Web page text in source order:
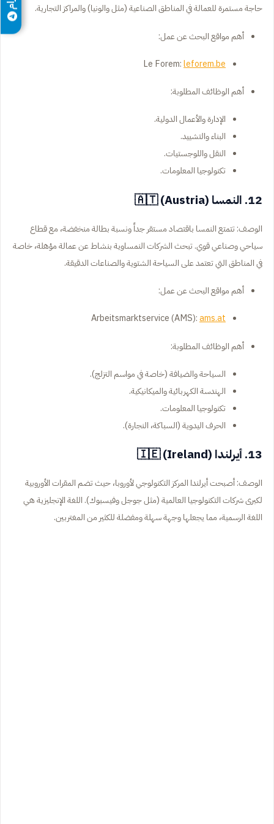
حاجة مستمرة للعمالة في المناطق الصناعية (مثل والونيا) والمراكز التجارية.
أهم مواقع البحث عن عمل:
Le Forem:leforem.be
أهم الوظائف المطلوبة:
الإدارة والأعمال الدولية.
البناء والتشييد.
النقل واللوجستيات.
تكنولوجيا المعلومات.
12. النمسا (Austria) 🇦🇹
الوصف: تتمتع النمسا باقتصاد مستقر جداً ونسبة بطالة منخفضة، مع قطاع
سياحي وصناعي قوي. تبحث الشركات النمساوية بنشاط عن عمالة مؤهلة، خاصة
في المناطق التي تعتمد على السياحة الشتوية والصناعات الدقيقة.
أهم مواقع البحث عن عمل:
Arbeitsmarktservice (AMS):ams.at
أهم الوظائف المطلوبة:
السياحة والضيافة (خاصة في مواسم التزلج).
الهندسة الكهربائية والميكانيكية.
تكنولوجيا المعلومات.
الحرف اليدوية (السباكة، النجارة).
13. أيرلندا (Ireland) 🇮🇪
الوصف: أصبحت أيرلندا المركز التكنولوجي لأوروبا، حيث تضم المقرات الأوروبية
لكبرى شركات التكنولوجيا العالمية (مثل جوجل وفيسبوك). اللغة الإنجليزية هي
اللغة الرسمية، مما يجعلها وجهة سهلة ومفضلة للكثير من المغتربين.